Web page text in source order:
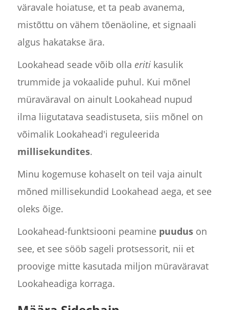
väravale hoiatuse, et ta peab avanema,
mistõttu on vähem tõenäoline, et signaali
algus hakatakse ära.
Lookahead seade võib olla eritikasulik
trummide ja vokaalide puhul. Kui mõnel
müraväraval on ainult Lookahead nupud
ilma liigutatava seadistuseta, siis mõnel on
võimalik Lookahead'i reguleerida
millisekundites.
Minu kogemuse kohaselt on teil vaja ainult
mõned millisekundid Lookahead aega, et see
oleks õige.
Lookahead-funktsiooni peamine puuduson
see, et see sööb sageli protsessorit, nii et
proovige mitte kasutada miljon müraväravat
Lookaheadiga korraga.